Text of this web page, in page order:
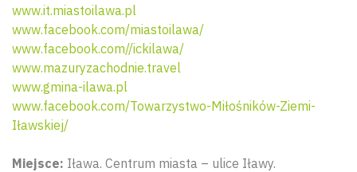
www.it.miastoilawa.pl
www.facebook.com/miastoilawa/
www.facebook.com//ickilawa/
www.mazuryzachodnie.travel
www.gmina-ilawa.pl
www.facebook.com/Towarzystwo-Miłośników-Ziemi-
Iławskiej/
Miejsce: Iława. Centrum miasta – ulice Iławy.